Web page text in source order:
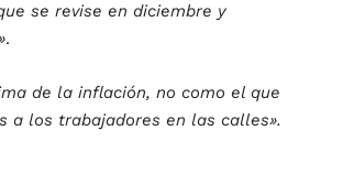
se revise en diciembre y
.
de la inflación, no como el que
a los trabajadores en las calles».